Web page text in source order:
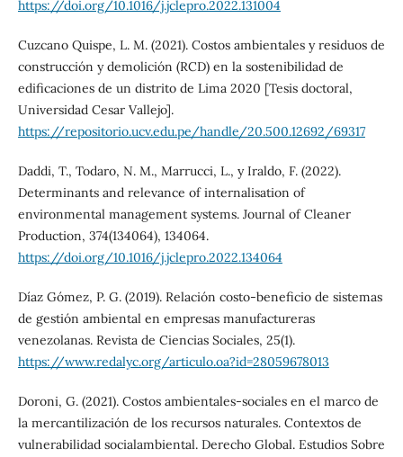
https://doi.org/10.1016/j.jclepro.2022.131004
Cuzcano Quispe, L. M. (2021). Costos ambientales y residuos de
construcción y demolición (RCD) en la sostenibilidad de
edificaciones de un distrito de Lima 2020 [Tesis doctoral,
Universidad Cesar Vallejo].
https://repositorio.ucv.edu.pe/handle/20.500.12692/69317
Daddi, T., Todaro, N. M., Marrucci, L., y Iraldo, F. (2022).
Determinants and relevance of internalisation of
environmental management systems. Journal of Cleaner
Production, 374(134064), 134064.
https://doi.org/10.1016/j.jclepro.2022.134064
Díaz Gómez, P. G. (2019). Relación costo-beneficio de sistemas
de gestión ambiental en empresas manufactureras
venezolanas. Revista de Ciencias Sociales, 25(1).
https://www.redalyc.org/articulo.oa?id=28059678013
Doroni, G. (2021). Costos ambientales-sociales en el marco de
la mercantilización de los recursos naturales. Contextos de
vulnerabilidad socialambiental. Derecho Global. Estudios Sobre